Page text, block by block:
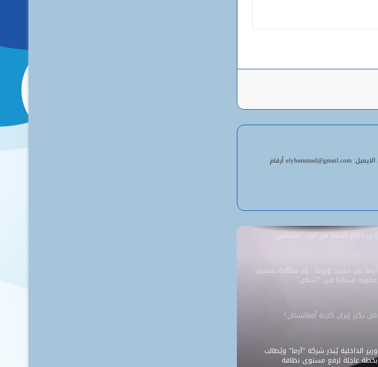
معلومات اتصل بنا: المدير الناشر ورئيس التحرير:أعل محمد حمد الايميل: elyhammad@gmail.com أرقام
استقلالية وسيادة
السفارة الأمريكية تحيل طلبات التأشيرة
إلى داكار اعتباراً من أول أغسطس
أزمة بين مدريد وروما.. إثر مطالبة بتعليق
عضوية إسبانيا في “شنغن”
هل تكرر إيران كارثة أفغانستان؟
وزير الداخلية يُنذر شركة “آرما” ويُطالب
بخطة عاجلة لرفع مستوى نظافة